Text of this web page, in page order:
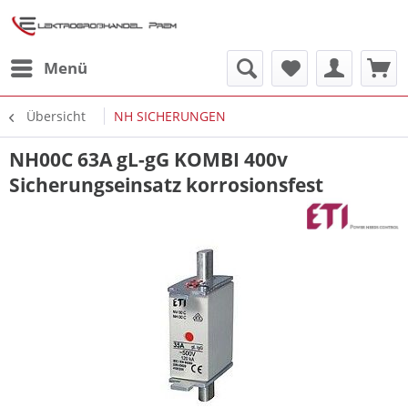
Menü
Übersicht NH SICHERUNGEN
NH00C 63A gL-gG KOMBI 400v
Sicherungseinsatz korrosionsfest